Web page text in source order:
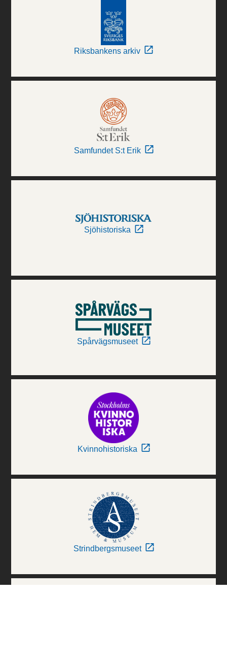
Riksbankens arkiv
Samfundet S:t Erik
Sjöhistoriska
Spårvägsmuseet
Kvinnohistoriska
Strindbergsmuseet